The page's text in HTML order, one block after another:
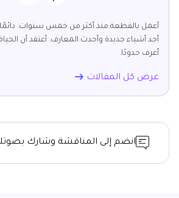
أعمل بالقطعة منذ أكثر من خمس سنوات. دائمًا
أجد أشياء جديدة وأحدث المعارف. أعتقد أن
أعرف حدودًا.
عرض كل المقالات
انضم إلى المناقشة وشارك